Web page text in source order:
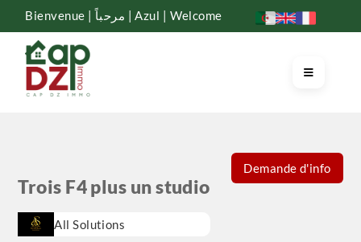
Bienvenue | مرحباً | Azul | Welcome
Trois F4 plus un studio
All Solutions
Demande d'info